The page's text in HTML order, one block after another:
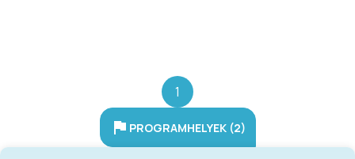
1
PROGRAMHELYEK (2)